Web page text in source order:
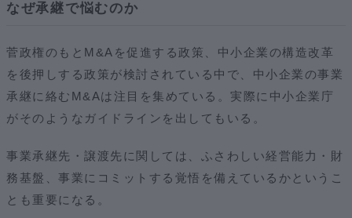
なぜ承継で悩むのか
菅政権のもとM&Aを促進する政策、中小企業の構造改革
を後押しする政策が検討されている中で、中小企業の事業
承継に絡むM&Aは注目を集めている。実際に中小企業庁
がそのようなガイドラインを出してもいる。
事業承継先・譲渡先に関しては、ふさわしい経営能力・財
務基盤、事業にコミットする覚悟を備えているかというこ
とも重要になる。